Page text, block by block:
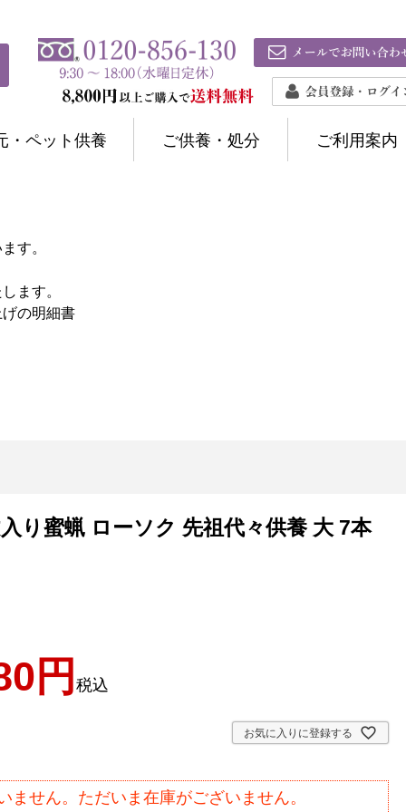
・ペット供養 ご供養・処分 ご利用案内
す。
ます。
の明細書
り蜜蝋 ローソク 先祖代々供養 大 7本
税込
お気に入りに登録する
ません。ただいま在庫がございません。